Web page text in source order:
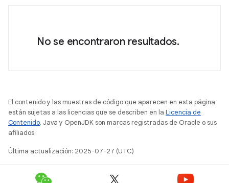
No se encontraron resultados.
El contenido y las muestras de código que aparecen en esta página
están sujetas a las licencias que se describen en la Licencia de
Contenido. Java y OpenJDK son marcas registradas de Oracle o sus
afiliados.
Última actualización: 2025-07-27 (UTC)